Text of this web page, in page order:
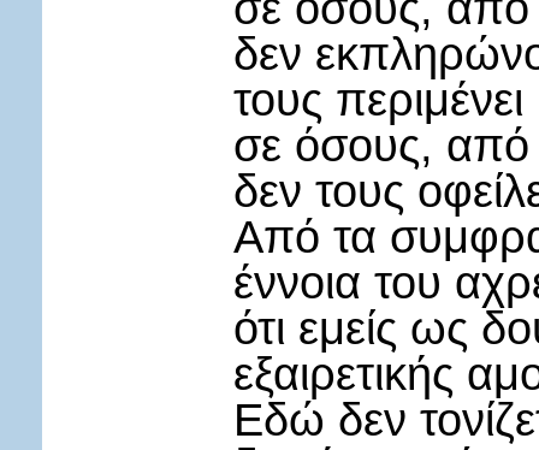
δεν
τους περιμένει
σε όσους, από
δεν τους
Από τα
έννοια του
ότι εμείς ως
εξαιρετικής
Εδώ δεν